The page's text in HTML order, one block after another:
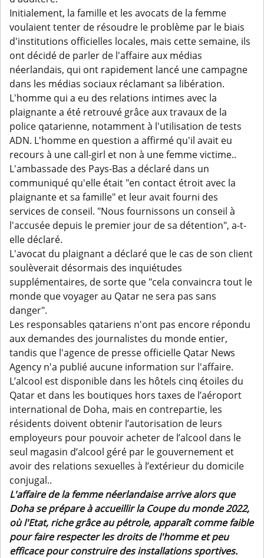
Initialement, la famille et les avocats de la femme
voulaient tenter de résoudre le problème par le biais
d'institutions officielles locales, mais cette semaine, ils
ont décidé de parler de l'affaire aux médias
néerlandais, qui ont rapidement lancé une campagne
dans les médias sociaux réclamant sa libération.
L'homme qui a eu des relations intimes avec la
plaignante a été retrouvé grâce aux travaux de la
police qatarienne, notamment à l'utilisation de tests
ADN. L'homme en question a affirmé qu'il avait eu
recours à une call-girl et non à une femme victime..
L'ambassade des Pays-Bas a déclaré dans un
communiqué qu'elle était "en contact étroit avec la
plaignante et sa famille" et leur avait fourni des
services de conseil. "Nous fournissons un conseil à
l'accusée depuis le premier jour de sa détention", a-t-
elle déclaré.
L'avocat du plaignant a déclaré que le cas de son client
soulèverait désormais des inquiétudes
supplémentaires, de sorte que "cela convaincra tout le
monde que voyager au Qatar ne sera pas sans
danger".
Les responsables qatariens n'ont pas encore répondu
aux demandes des journalistes du monde entier,
tandis que l'agence de presse officielle Qatar News
Agency n'a publié aucune information sur l'affaire.
L’alcool est disponible dans les hôtels cinq étoiles du
Qatar et dans les boutiques hors taxes de l’aéroport
international de Doha, mais en contrepartie, les
résidents doivent obtenir l’autorisation de leurs
employeurs pour pouvoir acheter de l’alcool dans le
seul magasin d’alcool géré par le gouvernement et
avoir des relations sexuelles à l’extérieur du domicile
conjugal..
L'affaire de la femme néerlandaise arrive alors que
Doha se prépare à accueillir la Coupe du monde 2022,
où l'Etat, riche grâce au pétrole, apparaît comme faible
pour faire respecter les droits de l'homme et peu
efficace pour construire des installations sportives.